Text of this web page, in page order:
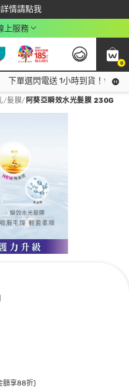
情請點我
高回饋$350
上服務
0
下單選閃電送 1小時到貨！領神
/髮膜/ 阿葵亞瞬效水光髮膜 230G
額享88折)